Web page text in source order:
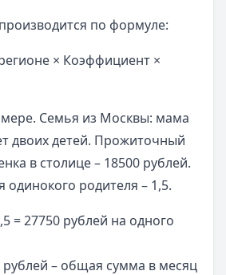
по формуле:
× Коэффициент ×
Семья из Москвы: мама
двоих детей. Прожиточный
в столице – 18500 рублей.
родителя – 1,5.
= 27750 рублей на одного
рублей – общая сумма в месяц